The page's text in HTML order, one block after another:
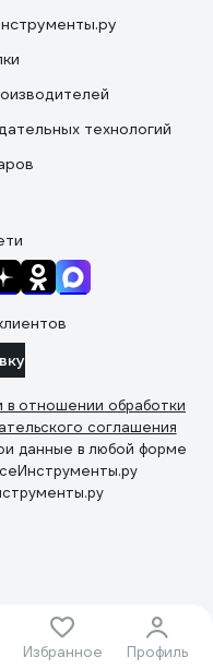
Избранное Профиль
технологий
в отношении обработки
соглашения
данные в любой форме